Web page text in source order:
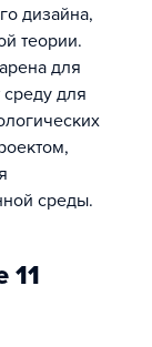
дизайна,
теории.
для
для
среды.
11